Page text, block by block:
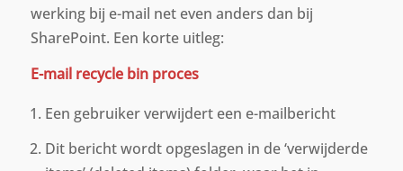
werking bij e-mail net even anders dan bij
SharePoint. Een korte uitleg:
E-mail recycle bin proces
Een gebruiker verwijdert een e-mailbericht
Dit bericht wordt opgeslagen in de ‘verwijderde